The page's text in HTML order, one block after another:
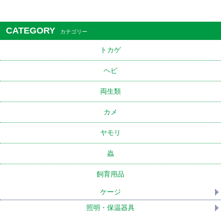
CATEGORY カテゴリー
トカゲ
ヘビ
両生類
カメ
ヤモリ
蟲
飼育用品
ケージ
照明・保温器具